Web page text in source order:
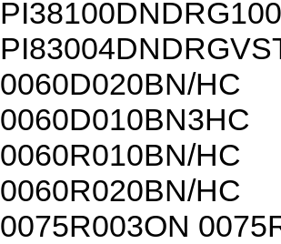
PI38100DNDRG100
0060D020BN/HC
0060D010BN3HC
0060R010BN/HC
0060R020BN/HC
0075R003ON